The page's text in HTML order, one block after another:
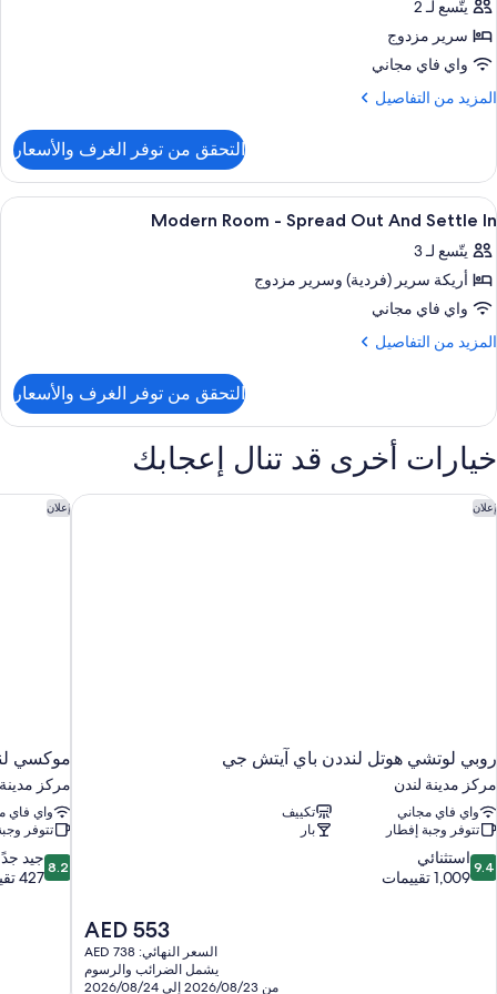
Room
صور
Cozy
Comfort
With
Extra
Space
يتّسع لـ 2
سرير مزدوج
واي فاي مجاني
المزيد من التفاصيل
المزيد
Cozy
Comfort
With
Little
Extra
Space
التحقق من توفر الغرف والأسعار
استعراض
جميع
صور
Modern
Room
-
And
In
تجهيزات عازلة للصوت وواي فاي مجانًا
11
Modern Room - Spread Out And Settle In
يتّسع لـ 3
أريكة سرير (فردية)‫‬ وسرير مزدوج
واي فاي مجاني
المزيد من التفاصيل
المزيد
Modern
Room
-
Spread
Out
And
التحقق من توفر الغرف والأسعار
خيارات أخرى قد تنال إعجابك
إعلان
روبي لوتشي هوتل لنددن باي آيتش جي
مركز مدينة لندن
واي فاي مجاني
تكييف
تتوفر وجبة إفطار
بار
9.4
من
9.4 استثنائي
1,009 تقييمات
السعر
الحالي
هو
AED
AED 553
السعر النهائي: AED 738
يشمل الضرائب والرسوم
من 2026/08/23 إلى 2026/08/24
روبي لوتشي هوتل لنددن باي آيتش جي إعلان
موكسي
مركز
واي فاي
تتوفر
8.2
من
8.2 جيد
427 تقييمًا
موكسي